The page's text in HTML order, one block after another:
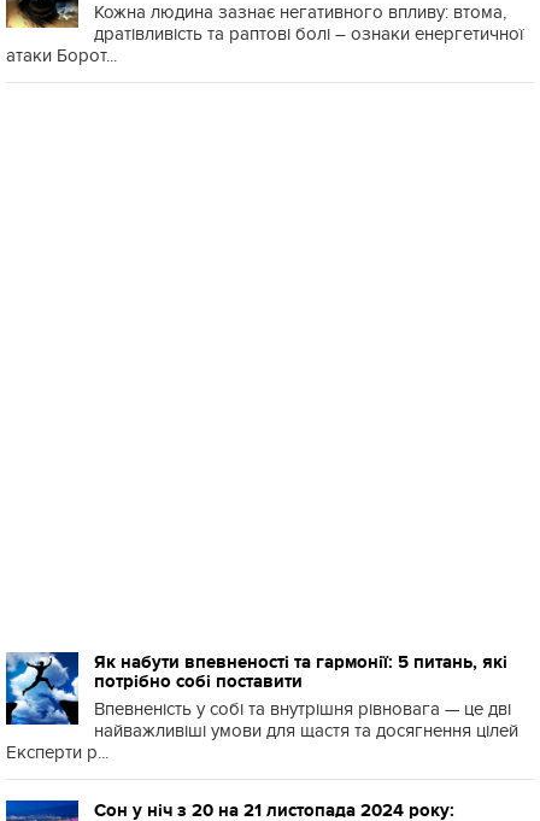
Кожна людина зазнає негативного впливу: втома,
дратівливість та раптові болі – ознаки енергетичної
атаки Борот...
Як набути впевненості та гармонії: 5 питань, які
потрібно собі поставити
Впевненість у собі та внутрішня рівновага — це дві
найважливіші умови для щастя та досягнення цілей
Експерти р...
Сон у ніч з 20 на 21 листопада 2024 року: